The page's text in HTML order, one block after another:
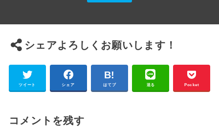
シェアよろしくお願いします！
ツイート シェア はてブ 送る Pocket
コメントを残す